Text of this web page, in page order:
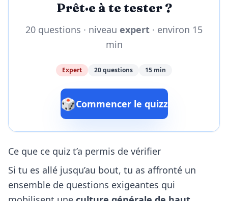
Prêt·e à te tester ?
20 questions · niveau expert · environ 15
min
Expert 20 questions 15 min
🎲Commencer le quizz
Ce que ce quiz t’a permis de vérifier
Si tu es allé jusqu’au bout, tu as affronté un
ensemble de questions exigeantes qui